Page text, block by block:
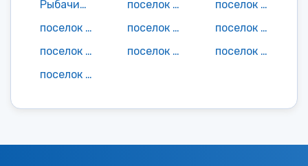
Рыбачий поселок
поселок Сарул
поселок Светлый Ерек
поселок Теегин Герл
поселок Халтрын-Бор
поселок Цува
поселок Чанта
поселок Чапчачи
поселок Шин Тег
поселок Яковлево